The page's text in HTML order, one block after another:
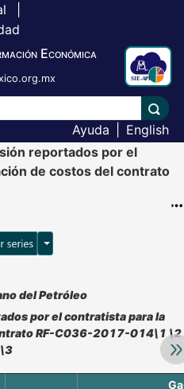
Económica
Ayuda
English
reportados por el
de costos del contrato
Opciones para exportar
al exportar el cuadro
del Petróleo
por el contratista para la
RF-C036-2017-014\1 \2
\3